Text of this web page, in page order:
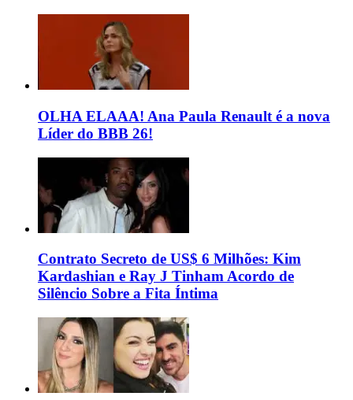
OLHA ELAAA! Ana Paula Renault é a nova
Líder do BBB 26!
Contrato Secreto de US$ 6 Milhões: Kim
Kardashian e Ray J Tinham Acordo de
Silêncio Sobre a Fita Íntima